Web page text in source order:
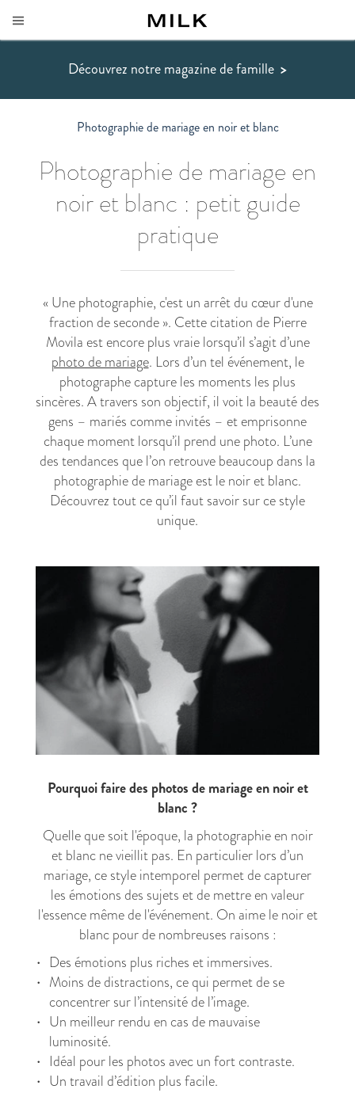
Découvrez notre magazine de famille >
Photographie de mariage en noir et blanc
Photographie de mariage en
noir et blanc : petit guide
pratique
« Une photographie, c'est un arrêt du cœur d'une
fraction de seconde ». Cette citation de Pierre
Movila est encore plus vraie lorsqu’il s’agit d’une
photo de mariage. Lors d’un tel événement, le
photographe capture les moments les plus
sincères. A travers son objectif, il voit la beauté des
gens – mariés comme invités – et emprisonne
chaque moment lorsqu’il prend une photo. L’une
des tendances que l’on retrouve beaucoup dans la
photographie de mariage est le noir et blanc.
Découvrez tout ce qu’il faut savoir sur ce style
unique.
Pourquoi faire des photos de mariage en noir et
blanc ?
Quelle que soit l'époque, la photographie en noir
et blanc ne vieillit pas. En particulier lors d’un
mariage, ce style intemporel permet de capturer
les émotions des sujets et de mettre en valeur
l'essence même de l'événement. On aime le noir et
blanc pour de nombreuses raisons :
Des émotions plus riches et immersives.
Moins de distractions, ce qui permet de se
concentrer sur l’intensité de l’image.
Un meilleur rendu en cas de mauvaise
luminosité.
Idéal pour les photos avec un fort contraste.
Un travail d’édition plus facile.